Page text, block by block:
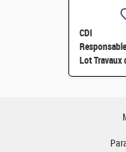
CDI
Lot Travaux